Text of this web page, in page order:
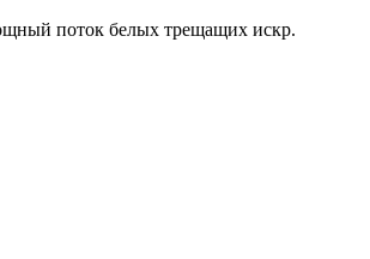
поток белых трещащих искр.